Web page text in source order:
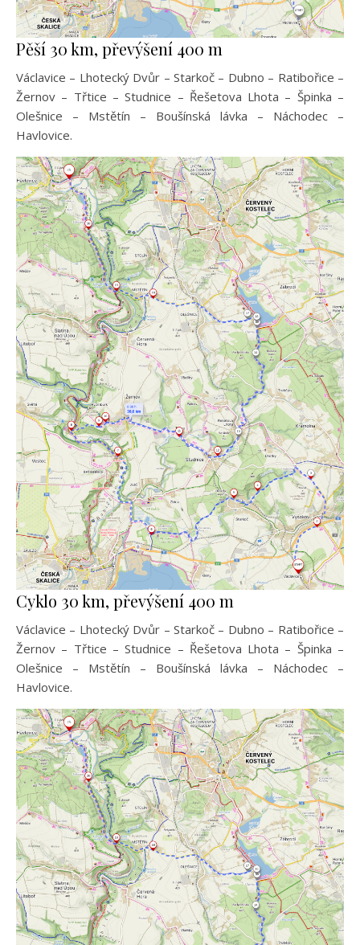
Pěší 30 km, převýšení 400 m
Václavice – Lhotecký Dvůr – Starkoč – Dubno – Ratibořice –
Žernov – Třtice – Studnice – Řešetova Lhota – Špinka –
Olešnice – Mstětín – Boušínská lávka – Náchodec –
Havlovice.
Cyklo 30 km, převýšení 400 m
Václavice – Lhotecký Dvůr – Starkoč – Dubno – Ratibořice –
Žernov – Třtice – Studnice – Řešetova Lhota – Špinka –
Olešnice – Mstětín – Boušínská lávka – Náchodec –
Havlovice.